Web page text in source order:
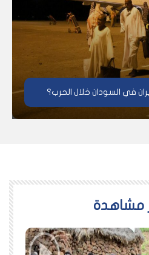
في السودان خلال الحرب؟
مشاهدة